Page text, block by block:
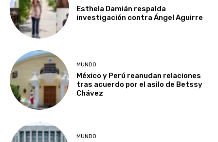
Esthela Damián respalda
investigación contra Ángel Aguirre
MUNDO
México y Perú reanudan relaciones
tras acuerdo por el asilo de Betssy
Chávez
MUNDO